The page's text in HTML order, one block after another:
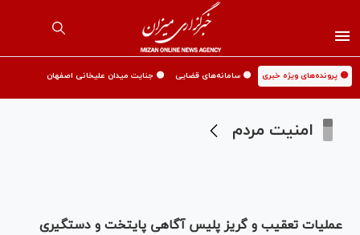
🟡 پرونده‌های ویژه خبری 🟡 سامانه‌های قضایی 🟡 جنایت میدان علیخانی اصفهان
امنیت مردم
عملیات تعقیب و گریز پلیس آگاهی پایتخت و دستگیری